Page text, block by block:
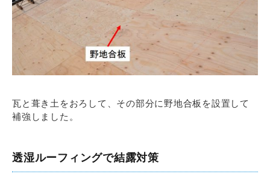
瓦と葺き土をおろして、その部分に野地合板を設置して
補強しました。
透湿ルーフィングで結露対策